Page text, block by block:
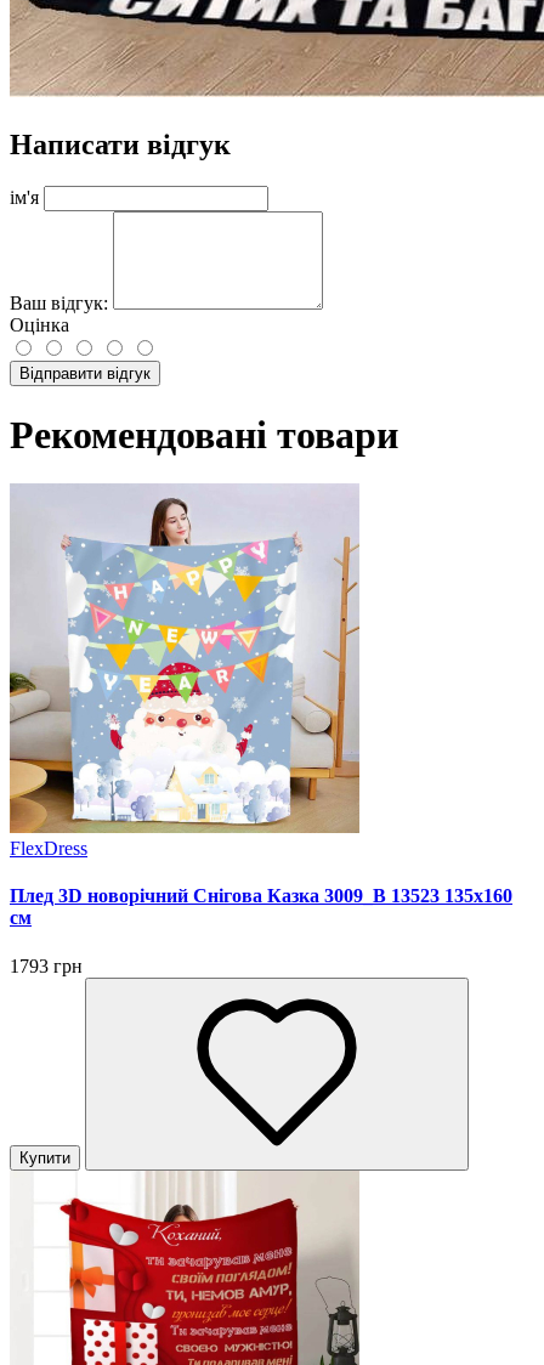
Написати відгук
ім'я
Ваш відгук:
Оцінка
Відправити відгук
Рекомендовані товари
FlexDress
Плед 3D новорічний Снігова Казка 3009_B 13523 135х160
см
1793 грн
Купити